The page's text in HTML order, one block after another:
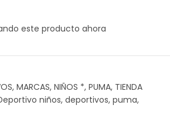
este producto ahora
, MARCAS, NIÑOS *, PUMA, TIENDA
niños, deportivos, puma,